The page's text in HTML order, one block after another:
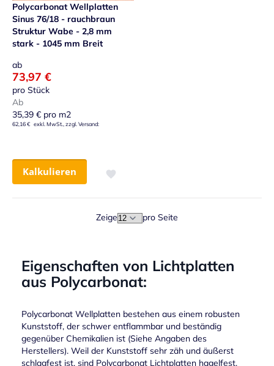
Polycarbonat Wellplatten
Sinus 76/18 - rauchbraun
Struktur Wabe - 2,8 mm
stark - 1045 mm Breit
ab
73,97 €
pro Stück
Ab
35,39 € pro m2
62,16 €
Kalkulieren
Zur Wunschliste hinzufügen
Zeige pro Seite
Eigenschaften von Lichtplatten
aus Polycarbonat:
Polycarbonat Wellplatten bestehen aus einem robusten
Kunststoff, der schwer entflammbar und beständig
gegenüber Chemikalien ist (Siehe Angaben des
Herstellers). Weil der Kunststoff sehr zäh und äußerst
schlagfest ist, sind Polycarbonat Lichtplatten hagelfest.